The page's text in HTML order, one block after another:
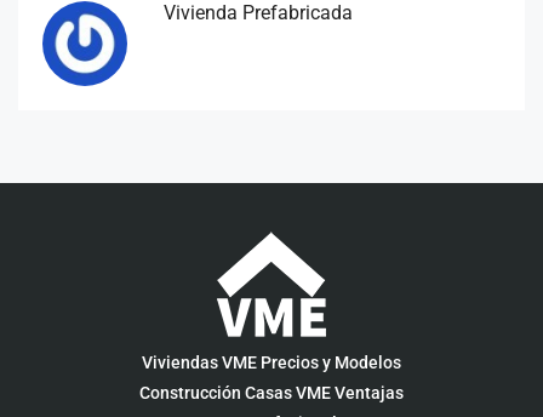
Vivienda Prefabricada
Viviendas VME Precios y Modelos
Construcción Casas VME Ventajas